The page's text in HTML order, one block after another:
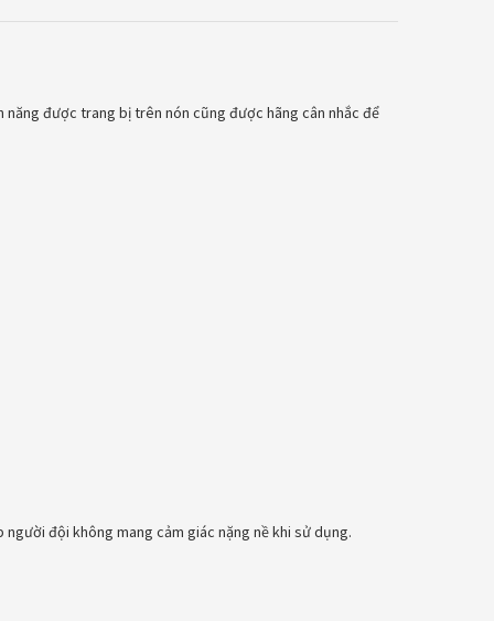
được trang bị trên nón cũng được hãng cân nhắc để
đội không mang cảm giác nặng nề khi sử dụng.